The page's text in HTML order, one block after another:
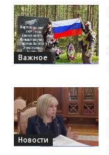
Важное
Новости